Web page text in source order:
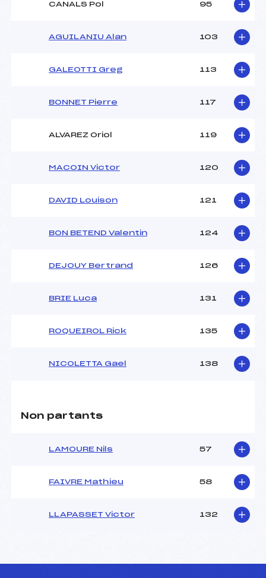
CANALS Pol 95
AGUILANIU Alan 103
GALEOTTI Greg 113
BONNET Pierre 117
ALVAREZ Oriol 119
MACOIN Victor 120
DAVID Louison 121
BON BETEND Valentin 124
DEJOUY Bertrand 126
BRIE Luca 131
ROQUEIROL Rick 135
NICOLETTA Gael 138
Non partants
LAMOURE Nils 57
FAIVRE Mathieu 58
LLAPASSET Victor 132